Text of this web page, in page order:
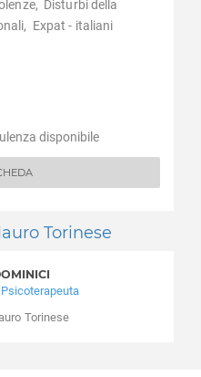
Disturbi della
Expat - italiani
disponibile
Torinese
Torinese